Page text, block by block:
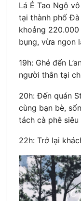
Lá É Tao Ngộ
tại thành phố
khoảng
bụng, vừa ngon
19h: Ghé đến
người thân tại
20h: Đến quán
cùng bạn bè,
tách cà phê
22h: Trở lại